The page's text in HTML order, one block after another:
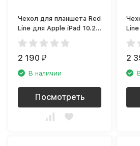
Чехол для планшета Red
Line для Apple iPad 10.2
(2019), красный
2 190₽
В наличии
Посмотреть
11
2